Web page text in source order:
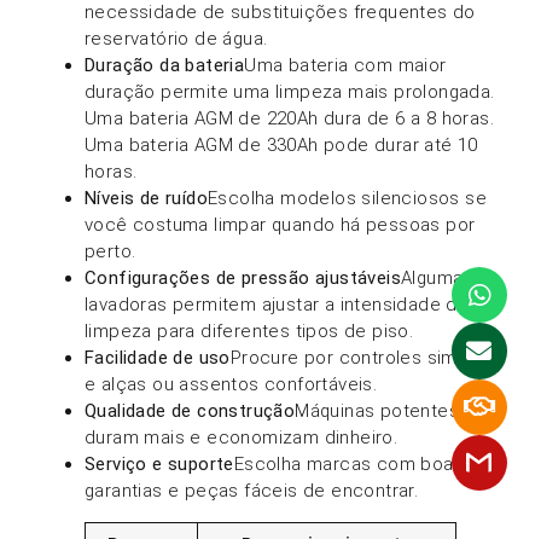
necessidade de substituições frequentes do
reservatório de água.
Duração da bateriaUma bateria com maior
duração permite uma limpeza mais prolongada.
Uma bateria AGM de 220Ah dura de 6 a 8 horas.
Uma bateria AGM de 330Ah pode durar até 10
horas.
Níveis de ruídoEscolha modelos silenciosos se
você costuma limpar quando há pessoas por
perto.
Configurações de pressão ajustáveisAlgumas
lavadoras permitem ajustar a intensidade da
limpeza para diferentes tipos de piso.
Facilidade de usoProcure por controles simples
e alças ou assentos confortáveis.
Qualidade de construçãoMáquinas potentes
duram mais e economizam dinheiro.
Serviço e suporteEscolha marcas com boas
garantias e peças fáceis de encontrar.